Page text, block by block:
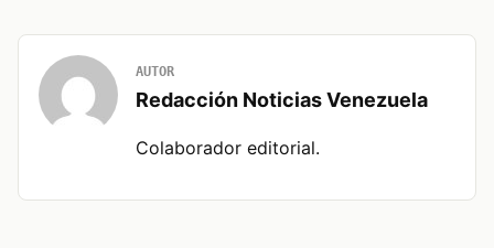
AUTOR
Redacción Noticias Venezuela
Colaborador editorial.